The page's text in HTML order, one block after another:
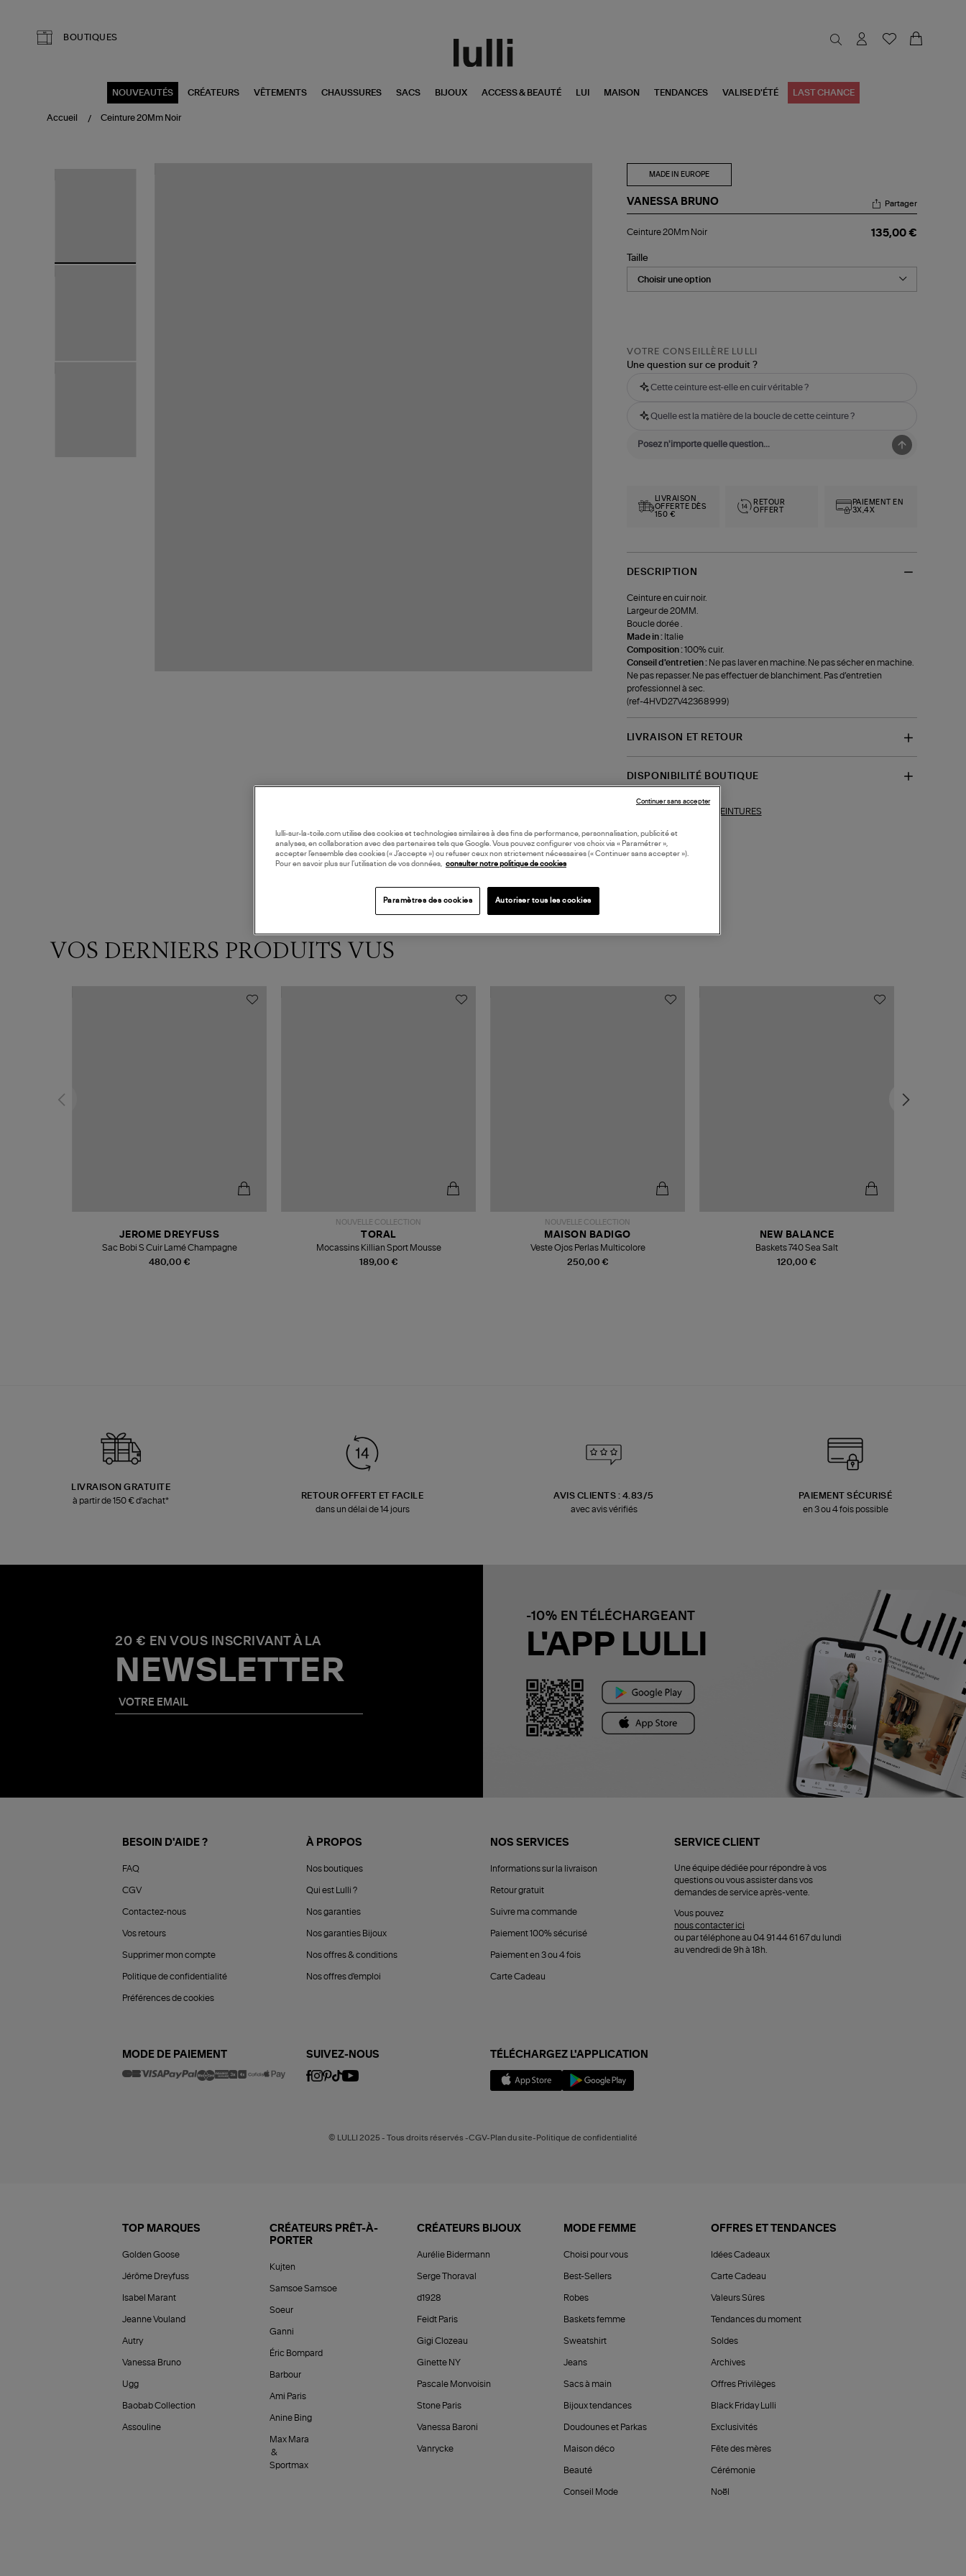
BOUTIQUES
NOUVEAUTÉS CRÉATEURS VÊTEMENTS CHAUSSURES SACS BIJOUX ACCESS & BEAUTÉ LUI MAISON TENDANCES VALISE D'ÉTÉ LAST CHANCE
Accueil Ceinture 20Mm Noir
MADE IN EUROPE
VANESSA BRUNO
20Mm
Partager
Ceinture 20Mm Noir 135,00 €
Taille
VOTRE CONSEILLÈRE LULLI
Une question sur ce produit ?
Cette ceinture est-elle en cuir véritable ?
Quelle est la matière de la boucle de cette ceinture ?
LIVRAISON
OFFERTE DÈS
150 €
RETOUR
OFFERT
PAIEMENT EN
3X,4X
DESCRIPTION
Ceinture en cuir noir.
Largeur de 20MM.
Boucle dorée .
Made in : Italie
Composition :100% cuir.
Conseil d'entretien : Ne pas laver en machine. Ne pas sécher en machine.
Ne pas repasser. Ne pas effectuer de blanchiment. Pas d’entretien
professionnel à sec.
(ref-4HVD27V42368999)
LIVRAISON ET RETOUR
DISPONIBILITÉ BOUTIQUE
CEINTURES
VOS DERNIERS PRODUITS VUS
480,00 €
JEROME DREYFUSS
Sac Bobi S Cuir Lamé Champagne
NOUVELLE COLLECTION
189,00 €
TORAL
Mocassins Killian Sport Mousse
NOUVELLE COLLECTION
250,00 €
MAISON BADIGO
Veste Ojos Perlas Multicolore
120,00 €
NEW BALANCE
Baskets 740 Sea Salt
LIVRAISON GRATUITE
à partir de 150 € d'achat*
RETOUR OFFERT ET FACILE
dans un délai de 14 jours
AVIS CLIENTS : 4.83/5
avec avis vérifiés
PAIEMENT SÉCURISÉ
en 3 ou 4 fois possible
20 € EN VOUS INSCRIVANT À LA
NEWSLETTER
-10% EN TÉLÉCHARGEANT
L'APP LULLI
BESOIN D'AIDE ?
FAQ
CGV
Contactez-nous
Vos retours
Supprimer mon compte
Politique de confidentialité
Préférences de cookies
À PROPOS
Nos boutiques
Qui est Lulli ?
Nos garanties
Nos garanties Bijoux
Nos offres & conditions
Nos offres d'emploi
NOS SERVICES
Informations sur la livraison
Retour gratuit
Suivre ma commande
Paiement 100% sécurisé
Paiement en 3 ou 4 fois
Carte Cadeau
SERVICE CLIENT
Une équipe dédiée pour répondre à vos
questions ou vous assister dans vos
demandes de service après-vente.
Vous pouvez
nous contacter ici
ou par téléphone au 04 91 44 61 67 du lundi
au vendredi de 9h à 18h.
MODE DE PAIEMENT SUIVEZ-NOUS TÉLÉCHARGEZ L'APPLICATION
© LULLI 2025 - Tous droits réservés -CGV-Plan du site-Politique de confidentialité
TOP MARQUES
Golden Goose
Jérôme Dreyfuss
Isabel Marant
Jeanne Vouland
Autry
Vanessa Bruno
Ugg
Baobab Collection
Assouline
CRÉATEURS PRÊT-À-
PORTER
Kujten
Samsoe Samsoe
Soeur
Ganni
Éric Bompard
Barbour
Ami Paris
Anine Bing
Max Mara
&
Sportmax
CRÉATEURS BIJOUX
Aurélie Bidermann
Serge Thoraval
d1928
Feidt Paris
Gigi Clozeau
Ginette NY
Pascale Monvoisin
Stone Paris
Vanessa Baroni
Vanrycke
MODE FEMME
Choisi pour vous
Best-Sellers
Robes
Baskets femme
Sweatshirt
Jeans
Sacs à main
Bijoux tendances
Doudounes et Parkas
Maison déco
Beauté
Conseil Mode
OFFRES ET TENDANCES
Idées Cadeaux
Carte Cadeau
Valeurs Sûres
Tendances du moment
Soldes
Archives
Offres Privilèges
Black Friday Lulli
Exclusivités
Fête des mères
Cérémonie
Noël
lulli-sur-la-toile.com utilise des cookies et technologies similaires à des fins de performance, personnalisation, publicité et
analyses, en collaboration avec des partenaires tels que Google. Vous pouvez configurer vos choix via « Paramétrer »,
accepter l’ensemble des cookies (« J’accepte ») ou refuser ceux non strictement nécessaires (« Continuer sans accepter »).
Pour en savoir plus sur l’utilisation de vos données,
consulter notre politique de cookies
Paramètres des cookies Autoriser tous les cookies
Continuer sans accepter